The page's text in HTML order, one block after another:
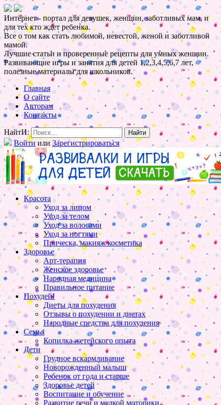
Интернет - портал для девушек, женщин, заботливых мам, и
для тех кто ждет ребенка.
Все о том как стать любимой, невестой, женой и заботливой
мамой.
Лучшие статьи и проверенные рецепты для умных женщин.
Развивающие игры и занятия для детей 1,2,3,4,5,6,7 лет,
полезные материалы для школьников.
Главная
О сайте
Авторам
Контакты
НайтИ:
Войти или Зарегистрироваться
Красота
Уход за лицом
Уход за телом
Уход за волосами
Уход за ногтями
Прическа, макияж косметика
Здоровье
Арт-терапия
Женское здоровье
Народная медицина
Правильное питание
Похудей!
Диеты для похудения
Отзывы о похудении и диетах
Народные средства для похудения
Семья
Копилка жетейского опыта
Дети
Грудное вскармливание
Новорожденный малыш
Ребенок от года и старше
Здоровье детей
Воспитание и обучение
Развитие речи и мелкой моторики